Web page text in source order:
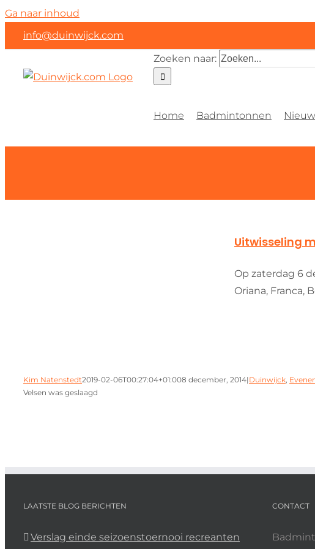
Ga naar inhoud
info@duinwijck.com
Zoeken naar:
Home Badmintonnen
Uitwisseling
Op zaterdag 6
Oriana, Franca,
Kim Natenstedt2019-02-06T00:27:04+01:008 december, 2014|Duinwijck,
Velsen was geslaagd
LAATSTE BLOG BERICHTEN
Verslag einde seizoenstoernooi recreanten
CONTACT